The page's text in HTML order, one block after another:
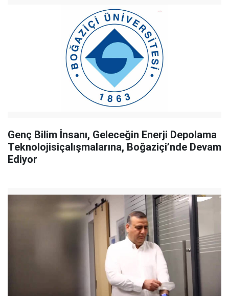
Genç Bilim İnsanı, Geleceğin Enerji Depolama
Teknolojisiçalışmalarına, Boğaziçi’nde Devam
Ediyor